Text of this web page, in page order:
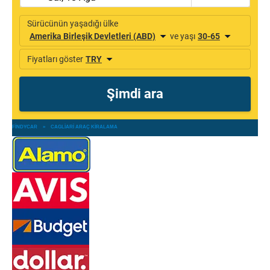
FINDYCAR » CAGLIARI ARAÇ KIRALAMA